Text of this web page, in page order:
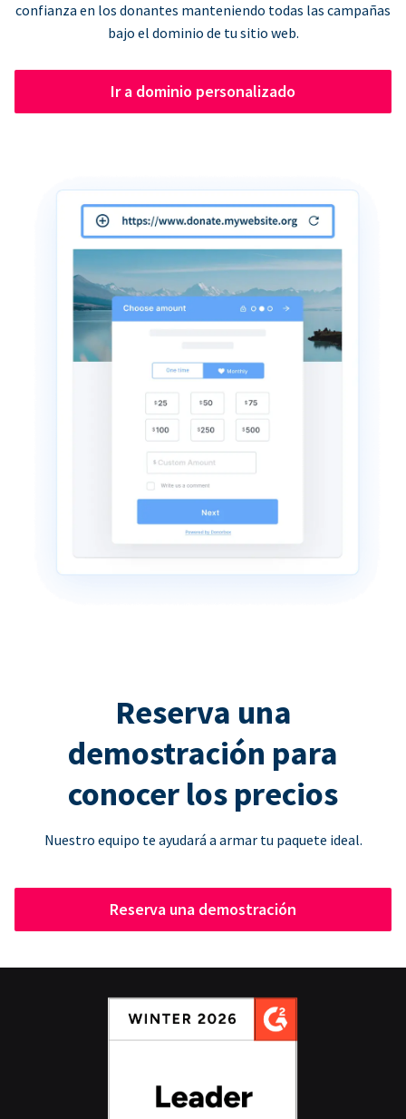
confianza en los donantes manteniendo todas las campañas
bajo el dominio de tu sitio web.
Ir a dominio personalizado
Reserva una
demostración para
conocer los precios
Nuestro equipo te ayudará a armar tu paquete ideal.
Reserva una demostración